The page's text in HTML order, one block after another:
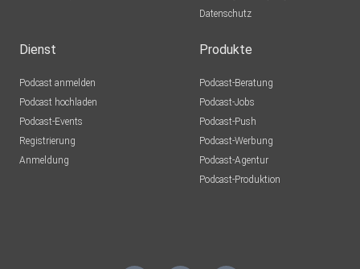
h.link-Kwqf
Datenschutz
Dienst
Podcast anmelden
Podcast hochladen
Podcast-Events
Registrierung
Anmeldung
Produkte
Podcast-Beratung
Podcast-Jobs
Podcast-Push
Podcast-Werbung
Podcast-Agentur
Podcast-Produktion